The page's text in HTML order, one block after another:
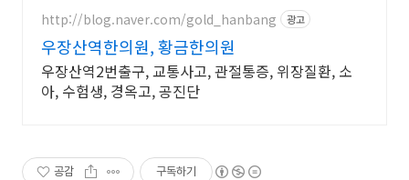
http://blog.naver.com/gold_hanbang 광고
우장산역한의원, 황금한의원
우장산역2번출구, 교통사고, 관절통증, 위장질환, 소
아, 수험생, 경옥고, 공진단
공감 구독하기